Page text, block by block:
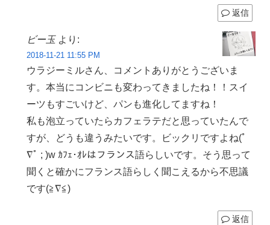
返信
ビー玉 より:
2018-11-21 11:55 PM
ウラジーミルさん、コメントありがとうございま
す。本当にコンビニも変わってきましたね！！スイ
ーツもすごいけど、パンも進化してますね！
私も泡立っていたらカフェラテだと思っていたんで
すが、どうも違うみたいです。ビックリですよね(ﾟ
∇ﾟ ; )w ｶﾌｪ･ｵﾚはフランス語らしいです。そう思って
聞くと確かにフランス語らしく聞こえるから不思議
です(≧∇≦)
返信